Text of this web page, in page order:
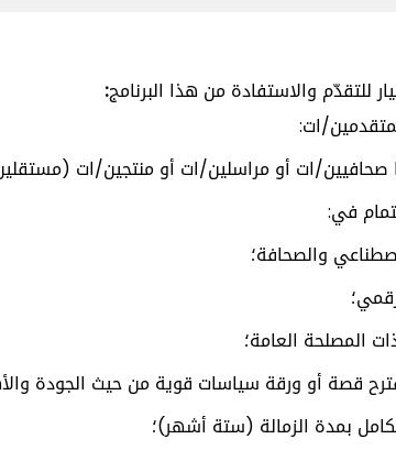
للتقدّم والاستفادة من هذا البرنامج:
ات:
صحافيين/ات أو مراسلين/ات أو منتجين/ات
في:
والصحافة؛
المصلحة العامة؛
قصة أو ورقة سياسات قوية من حيث الجودة
بمدة الزمالة (ستة أشهر)؛